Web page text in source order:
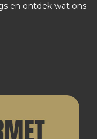
en ontdek wat ons